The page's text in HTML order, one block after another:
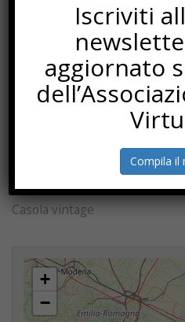
Laboratorio della biodiversità
Comuni-chiamo anche a
Scelgo, quindi sono
Festa dei frutti dimenticati
La riqualificazione
Casola vintage
+
−
Iscriviti
aggiornato
Compila il